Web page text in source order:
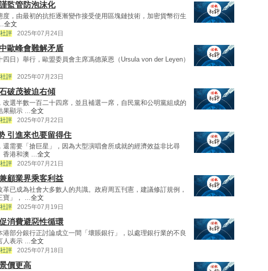
監管防泡沫化
，由最初的抗拒逐漸變作接受使用區塊鏈技術，加密貨幣衍生
全文
社評 2025年07月24日
歐峰會難解矛盾
日）舉行，歐盟委員會主席馮德萊恩（Ursula von der Leyen）
社評 2025年07月23日
破茂被迫右傾
改選半數一百二十四席，並且補選一席，自民黨和公明黨組成的
果顯示 ...全文
社評 2025年07月22日
引進來也要留得住
還需要「搶巨星」，因為大型演唱會所成就的經濟效益非比尋
香港和澳 ...全文
社評 2025年07月21日
顧業界乘客利益
已成為社會大多數人的共識。政府周五刊憲，建議修訂規例，
寶」， ...全文
社評 2025年07月19日
消費避惡性循環
部分銀行正討論成立一間「壞賬銀行」，以處理銀行業的不良
人表示 ...全文
社評 2025年07月18日
價更高